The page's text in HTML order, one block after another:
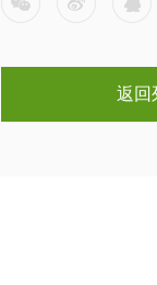
返回